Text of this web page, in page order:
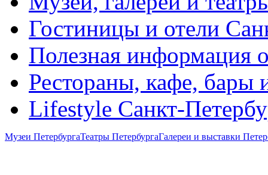
Гостиницы и отели
Полезная информация
Рестораны, кафе, бары
Lifestyle Санкт-
Музеи ПетербургаТеатры ПетербургаГалереи и выставки